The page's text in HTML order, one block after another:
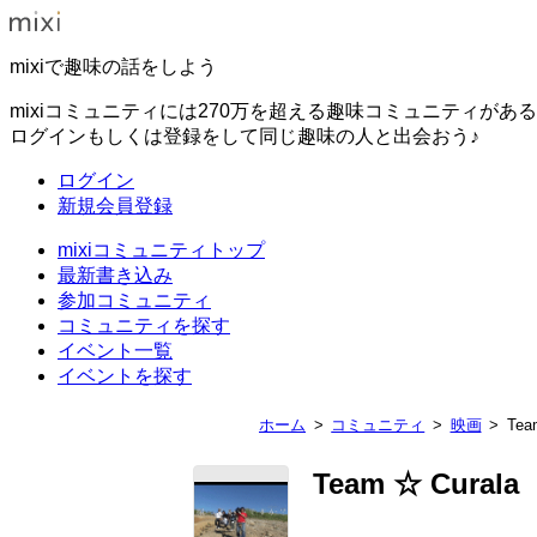
mixiで趣味の話をしよう
mixiコミュニティには270万を超える趣味コミュニティがある
ログインもしくは登録をして同じ趣味の人と出会おう♪
ログイン
新規会員登録
mixiコミュニティトップ
最新書き込み
参加コミュニティ
コミュニティを探す
イベント一覧
イベントを探す
ホーム コミュニティ 映画
Team ☆ Curala